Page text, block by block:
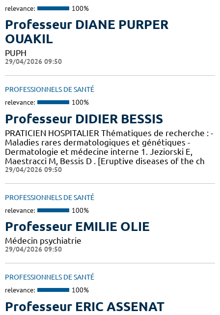
relevance: 100%
Professeur DIANE PURPER
OUAKIL
PUPH
29/04/2026 09:50
PROFESSIONNELS DE SANTÉ
relevance: 100%
Professeur DIDIER BESSIS
PRATICIEN HOSPITALIER Thématiques de recherche : -
Maladies rares dermatologiques et génétiques -
Dermatologie et médecine interne 1. Jeziorski E,
Maestracci M, Bessis D . [Eruptive diseases of the ch
29/04/2026 09:50
PROFESSIONNELS DE SANTÉ
relevance: 100%
Professeur EMILIE OLIE
Médecin psychiatrie
29/04/2026 09:50
PROFESSIONNELS DE SANTÉ
relevance: 100%
Professeur ERIC ASSENAT